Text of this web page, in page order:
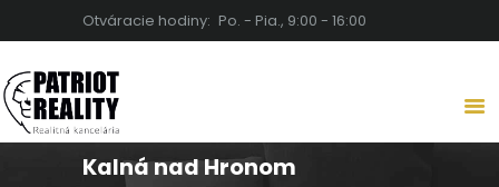
Otváracie hodiny: Po. - Pia., 9:00 - 16:00
Kalná nad Hronom
KANCELÁRIA LEVICE
DOMOV